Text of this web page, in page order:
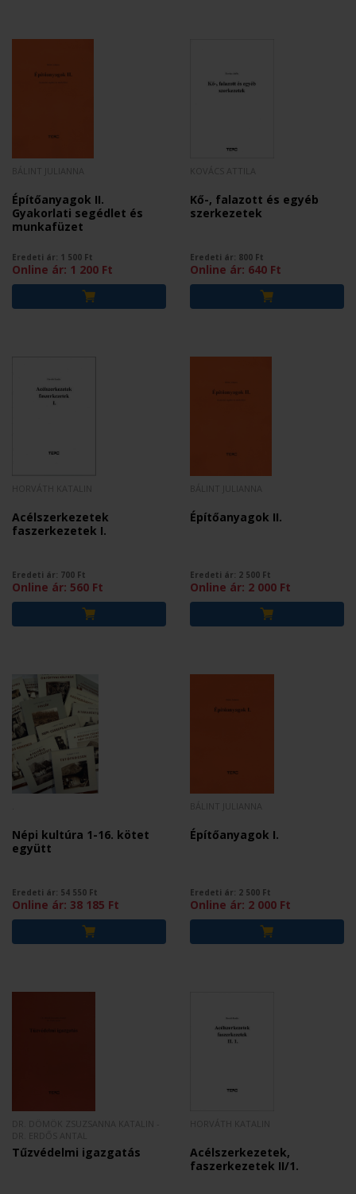
Építőanyagok II.
Gyakorlati segédlet és
munkafüzet
Eredeti ár: 1 500 Ft
Online ár: 1 200 Ft
Kő-, falazott és egyéb
szerkezetek
Eredeti ár: 800 Ft
Online ár: 640 Ft
Acélszerkezetek
faszerkezetek I.
Eredeti ár: 700 Ft
Online ár: 560 Ft
Építőanyagok II.
Eredeti ár: 2 500 Ft
Online ár: 2 000 Ft
Népi kultúra 1-16. kötet
együtt
Eredeti ár: 54 550 Ft
Online ár: 38 185 Ft
Építőanyagok I.
Eredeti ár: 2 500 Ft
Online ár: 2 000 Ft
Tűzvédelmi igazgatás
Acélszerkezetek,
faszerkezetek II/1.